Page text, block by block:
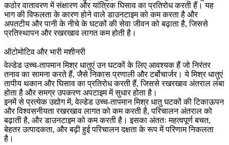
कठोर वातावरण में संक्षारण और यांत्रिक घिसाव का प्रतिरोध करती हैं। यह
भाग की विफलता के कारण होने वाले डाउनटाइम को कम करता है और
अपतटीय और पानी के नीचे के घटकों की सेवा जीवन को बढ़ाता है, जिससे
प्रतिस्थापन और रखरखाव लागत कम होती है।
ऑटोमोटिव और भारी मशीनरी
वेल्डेड उच्च-तापमान मिश्र धातुएं उन घटकों के लिए आवश्यक हैं जो निरंतर
तनाव का सामना करते हैं, जैसे निकास प्रणाली और टर्बोचार्जर। ये मिश्र धातुएं
तापीय थकान और घिसाव का प्रतिरोध करती हैं, जिससे रखरखाव अंतराल लंबा
होता है और समग्र उपकरण अपटाइम में सुधार होता है।
इनमें से प्रत्येक उद्योग में,वेल्डेड उच्च-तापमान मिश्र धातु घटकोंकी टिकाऊपन
और विश्वसनीयता रखरखाव लागत को कम करती है, परिचालन अंतराल को
बढ़ाती है, और डाउनटाइम को कम करती है। इसका अंततः महत्वपूर्ण बचत,
बेहतर उत्पादकता, और बढ़ी हुई परिचालन दक्षता के रूप में परिणाम निकलता
है।